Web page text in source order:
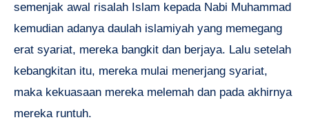
semenjak awal risalah Islam kepada Nabi Muhammad
kemudian adanya daulah islamiyah yang memegang
erat syariat, mereka bangkit dan berjaya. Lalu setelah
kebangkitan itu, mereka mulai menerjang syariat,
maka kekuasaan mereka melemah dan pada akhirnya
mereka runtuh.